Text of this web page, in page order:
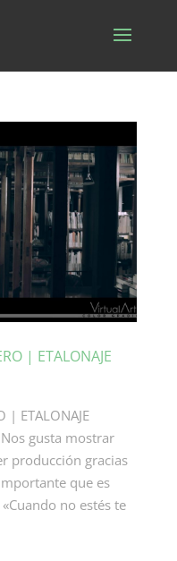
| ETALONAJE
| ETALONAJE
Nos gusta mostrar
producción gracias
que es
no estés te